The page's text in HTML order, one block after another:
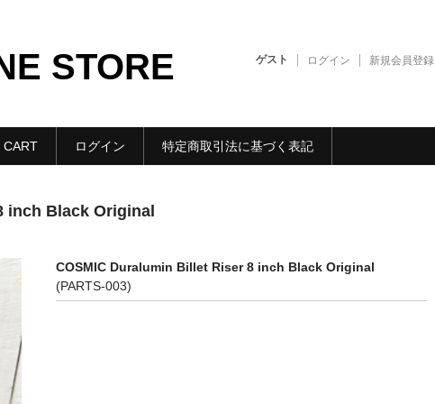
STORE ゲスト ログイン 新規会員登録
CART ログイン 特定商取引法に基づく表記
inch Black Original
COSMIC Duralumin Billet Riser 8 inch Black Original
(PARTS-003)